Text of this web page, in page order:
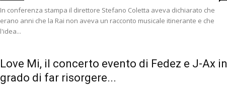
In conferenza stampa il direttore Stefano Coletta aveva dichiarato che
erano anni che la Rai non aveva un racconto musicale itinerante e che
l'idea...
Love Mi, il concerto evento di Fedez e J-Ax in
grado di far risorgere...